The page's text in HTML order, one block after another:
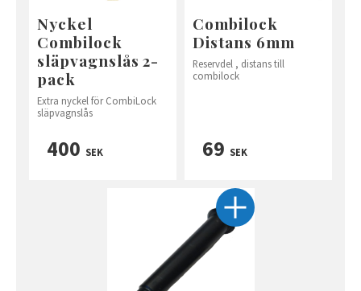
Nyckel
Combilock
släpvagnslås 2-
pack
Extra nyckel för CombiLock
släpvagnslås
400 SEK
Combilock
Distans 6mm
Reservdel , distans till
combilock
69 SEK